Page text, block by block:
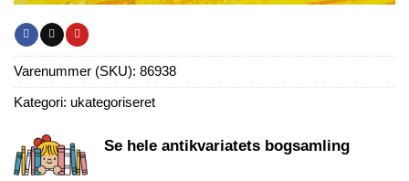
Varenummer (SKU): 86938
Kategori: ukategoriseret
Se hele antikvariatets bogsamling